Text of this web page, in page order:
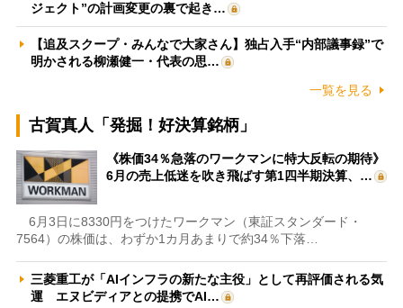
ジェクト”の計画変更の裏で起き…
【追及スクープ・みんなで大家さん】独占入手“内部議事録”で
明かされる柳瀬健一・代表の思…
一覧を見る
古賀真人「発掘！好決算銘柄」
《株価34％急落のワークマンに特大反転の期待》
6月の売上低迷を吹き飛ばす第1四半期決算、…
6月3日に8330円をつけたワークマン（東証スタンダード・
7564）の株価は、わずか1カ月あまりで約34％下落…
三菱重工が「AIインフラの新たな主役」として再評価される気
運 エヌビディアとの提携でAI…